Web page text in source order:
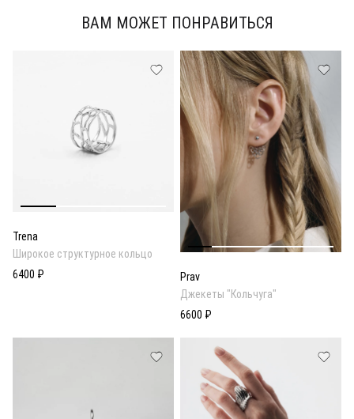
ВАМ МОЖЕТ ПОНРАВИТЬСЯ
Trena
Широкое структурное кольцо
6400 ₽
Prav
Джекеты "Кольчуга"
6600 ₽